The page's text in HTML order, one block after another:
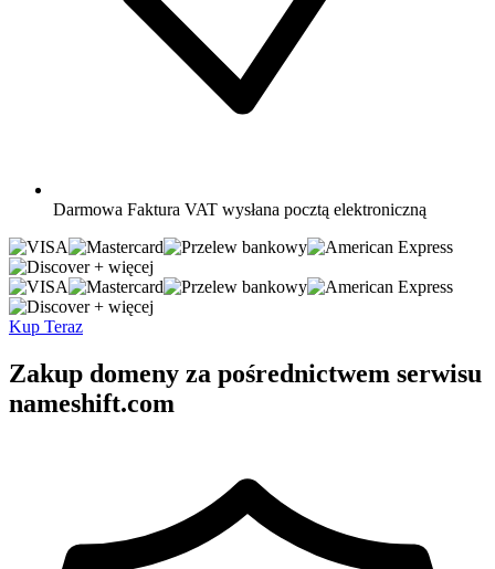
Darmowa Faktura VAT wysłana pocztą elektroniczną
+ więcej
+ więcej
Kup Teraz
Zakup domeny za pośrednictwem serwisu
nameshift.com